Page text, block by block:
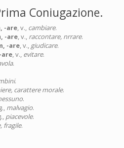
Coniugazione.
-are, v., cambiare.
-are, v., raccontare, nrrare.
-are, v., giudicare.
are, v., evitare.
.
.
carattere morale.
.
malvagio.
piacevole.
fragile.